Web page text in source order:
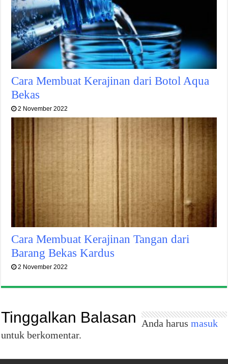
Cara Membuat Kerajinan dari Botol Aqua
Bekas
2 November 2022
Cara Membuat Kerajinan Tangan dari
Barang Bekas Kardus
2 November 2022
Tinggalkan Balasan Anda harusmasuk
untuk berkomentar.